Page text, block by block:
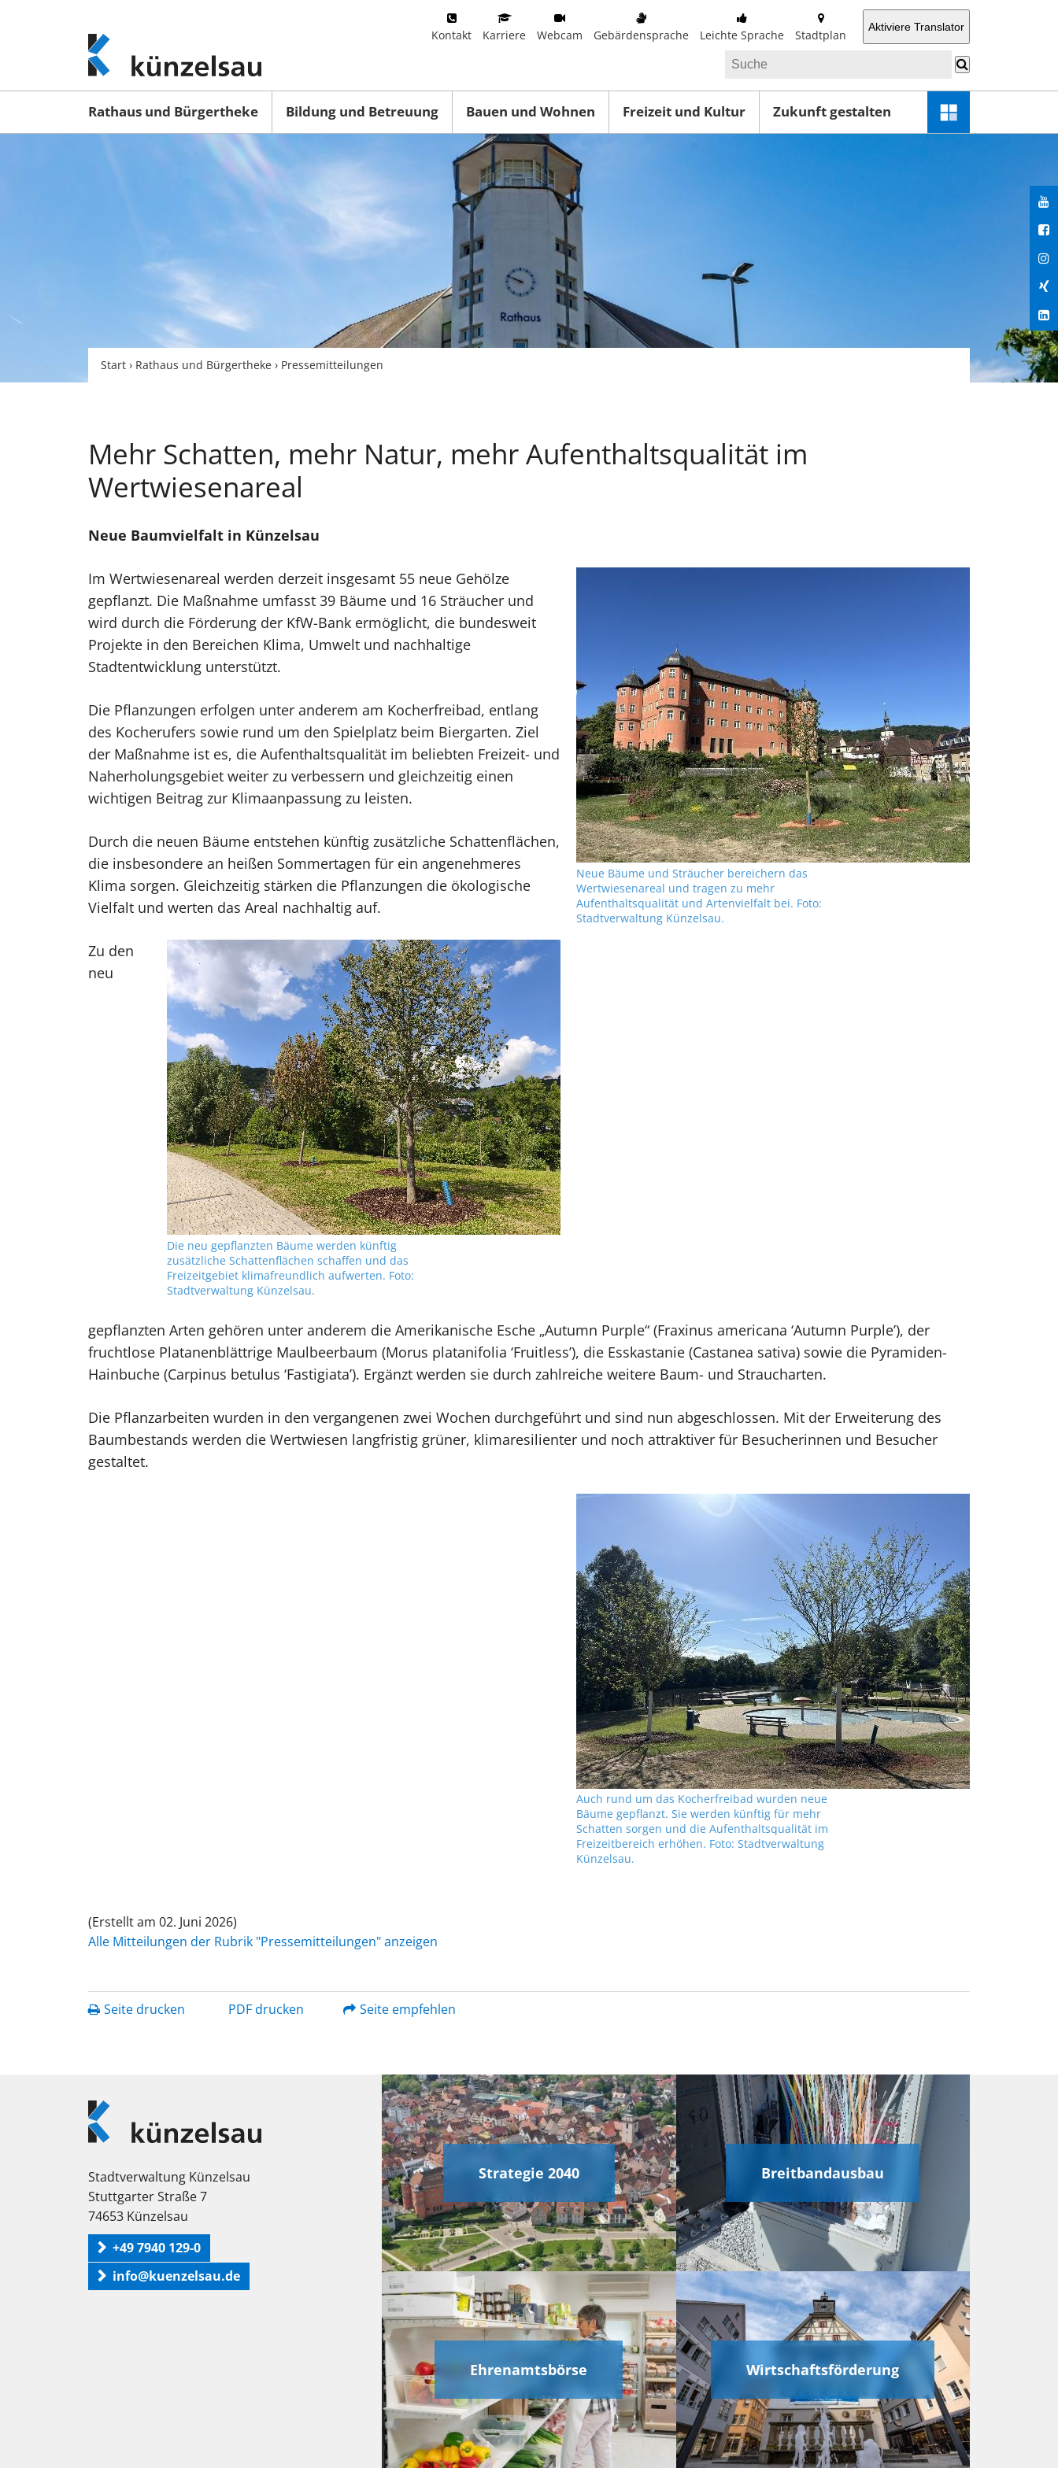
www.kuenzelsau.de
(zur
Startseite)
Kontakt Karriere Webcam Gebärdensprache Leichte Sprache Stadtplan
Aktiviere Translator
Rathaus und Bürgertheke Bildung und Betreuung Bauen und Wohnen Freizeit und Kultur Zukunft gestalten
Schnellzugriff-
Menü
Start › Rathaus und Bürgertheke › Pressemitteilungen
Mehr Schatten, mehr Natur, mehr Aufenthaltsqualität im
Wertwiesenareal
Neue Baumvielfalt in Künzelsau
Neue Bäume und Sträucher bereichern das
Wertwiesenareal und tragen zu mehr
Aufenthaltsqualität und Artenvielfalt bei. Foto:
Stadtverwaltung Künzelsau.
Im Wertwiesenareal werden derzeit insgesamt 55 neue Gehölze
gepflanzt. Die Maßnahme umfasst 39 Bäume und 16 Sträucher und
wird durch die Förderung der KfW-Bank ermöglicht, die bundesweit
Projekte in den Bereichen Klima, Umwelt und nachhaltige
Stadtentwicklung unterstützt.
Die Pflanzungen erfolgen unter anderem am Kocherfreibad, entlang
des Kocherufers sowie rund um den Spielplatz beim Biergarten. Ziel
der Maßnahme ist es, die Aufenthaltsqualität im beliebten Freizeit- und
Naherholungsgebiet weiter zu verbessern und gleichzeitig einen
wichtigen Beitrag zur Klimaanpassung zu leisten.
Durch die neuen Bäume entstehen künftig zusätzliche Schattenflächen,
die insbesondere an heißen Sommertagen für ein angenehmeres
Klima sorgen. Gleichzeitig stärken die Pflanzungen die ökologische
Vielfalt und werten das Areal nachhaltig auf.
Die neu gepflanzten Bäume werden künftig
zusätzliche Schattenflächen schaffen und das
Freizeitgebiet klimafreundlich aufwerten. Foto:
Stadtverwaltung Künzelsau.
Zu den
neu
gepflanzten Arten gehören unter anderem die Amerikanische Esche „Autumn Purple“ (Fraxinus americana ‘Autumn Purple’), der
fruchtlose Platanenblättrige Maulbeerbaum (Morus platanifolia ‘Fruitless’), die Esskastanie (Castanea sativa) sowie die Pyramiden-
Hainbuche (Carpinus betulus ‘Fastigiata’). Ergänzt werden sie durch zahlreiche weitere Baum- und Straucharten.
Die Pflanzarbeiten wurden in den vergangenen zwei Wochen durchgeführt und sind nun abgeschlossen. Mit der Erweiterung des
Baumbestands werden die Wertwiesen langfristig grüner, klimaresilienter und noch attraktiver für Besucherinnen und Besucher
gestaltet.
Auch rund um das Kocherfreibad wurden neue
Bäume gepflanzt. Sie werden künftig für mehr
Schatten sorgen und die Aufenthaltsqualität im
Freizeitbereich erhöhen. Foto: Stadtverwaltung
Künzelsau.
(Erstellt am 02. Juni 2026)
Alle Mitteilungen der Rubrik "Pressemitteilungen" anzeigen
Seite drucken PDF drucken Seite empfehlen
Logo
Künzelsau
Stadtverwaltung Künzelsau
Stuttgarter Straße 7
74653 Künzelsau
+49 7940 129-0
info@kuenzelsau.de
Strategie 2040 Breitbandausbau
Ehrenamtsbörse Wirtschaftsförderung